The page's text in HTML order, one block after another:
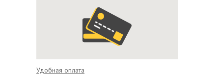
Удобная оплата